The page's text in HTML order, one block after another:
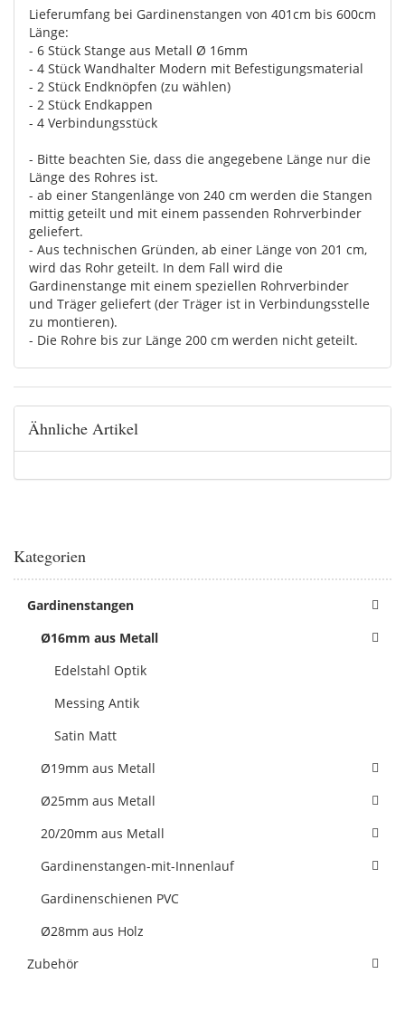
Lieferumfang bei Gardinenstangen von 401cm bis 600cm
Länge:
- 6 Stück Stange aus Metall Ø 16mm
- 4 Stück Wandhalter Modern mit Befestigungsmaterial
- 2 Stück Endknöpfen (zu wählen)
- 2 Stück Endkappen
- 4 Verbindungsstück
- Bitte beachten Sie, dass die angegebene Länge nur die
Länge des Rohres ist.
- ab einer Stangenlänge von 240 cm werden die Stangen
mittig geteilt und mit einem passenden Rohrverbinder
geliefert.
- Aus technischen Gründen, ab einer Länge von 201 cm,
wird das Rohr geteilt. In dem Fall wird die
Gardinenstange mit einem speziellen Rohrverbinder
und Träger geliefert (der Träger ist in Verbindungsstelle
zu montieren).
- Die Rohre bis zur Länge 200 cm werden nicht geteilt.
Ähnliche Artikel
Kategorien
Gardinenstangen
Ø16mm aus Metall
Edelstahl Optik
Messing Antik
Satin Matt
Ø19mm aus Metall
Ø25mm aus Metall
20/20mm aus Metall
Gardinenstangen-mit-Innenlauf
Gardinenschienen PVC
Ø28mm aus Holz
Zubehör